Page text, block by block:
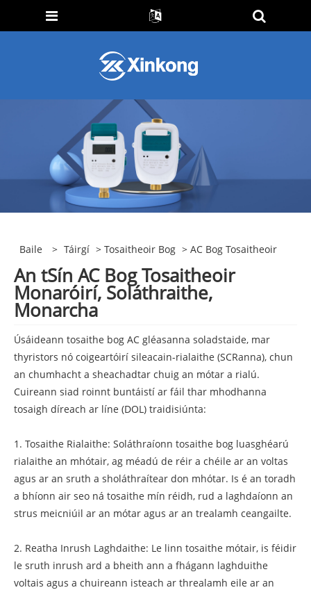
Baile > Táirgí >Tosaitheoir Bog > AC Bog Tosaitheoir
An tSín AC Bog Tosaitheoir
Monaróirí, Soláthraithe,
Monarcha
Úsáideann tosaithe bog AC gléasanna soladstaide, mar
thyristors nó coigeartóirí sileacain-rialaithe (SCRanna), chun
an chumhacht a sheachadtar chuig an mótar a rialú.
Cuireann siad roinnt buntáistí ar fáil thar mhodhanna
tosaigh díreach ar líne (DOL) traidisiúnta:
1. Tosaithe Rialaithe: Soláthraíonn tosaithe bog luasghéarú
rialaithe an mhótair, ag méadú de réir a chéile ar an voltas
agus ar an sruth a sholáthraítear don mhótar. Is é an toradh
a bhíonn air seo ná tosaithe mín réidh, rud a laghdaíonn an
strus meicniúil ar an mótar agus ar an trealamh ceangailte.
2. Reatha Inrush Laghdaithe: Le linn tosaithe mótair, is féidir
le sruth inrush ard a bheith ann a fhágann laghduithe
voltais agus a chuireann isteach ar threalamh eile ar an